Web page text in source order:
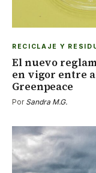
RECICLAJE Y
El nuevo
en vigor entre
Greenpeace
Por Sandra M.G.